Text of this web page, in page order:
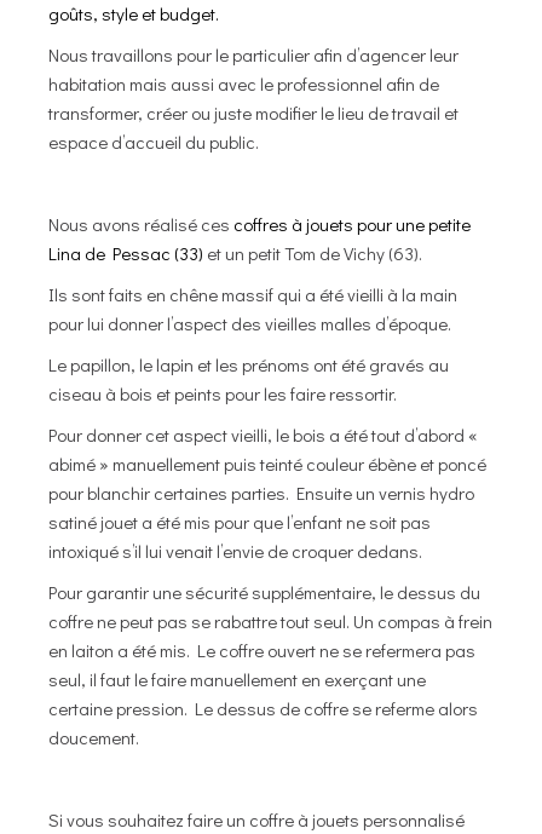
goûts, style et budget.
Nous travaillons pour le particulier afin d’agencer leur
habitation mais aussi avec le professionnel afin de
transformer, créer ou juste modifier le lieu de travail et
espace d’accueil du public.
Nous avons réalisé ces coffres à jouets pour une petite
Lina de Pessac (33) et un petit Tom de Vichy (63).
Ils sont faits en chêne massif qui a été vieilli à la main
pour lui donner l’aspect des vieilles malles d’époque.
Le papillon, le lapin et les prénoms ont été gravés au
ciseau à bois et peints pour les faire ressortir.
Pour donner cet aspect vieilli, le bois a été tout d’abord «
abimé » manuellement puis teinté couleur ébène et poncé
pour blanchir certaines parties. Ensuite un vernis hydro
satiné jouet a été mis pour que l’enfant ne soit pas
intoxiqué s’il lui venait l’envie de croquer dedans.
Pour garantir une sécurité supplémentaire, le dessus du
coffre ne peut pas se rabattre tout seul. Un compas à frein
en laiton a été mis. Le coffre ouvert ne se refermera pas
seul, il faut le faire manuellement en exerçant une
certaine pression. Le dessus de coffre se referme alors
doucement.
Si vous souhaitez faire un coffre à jouets personnalisé